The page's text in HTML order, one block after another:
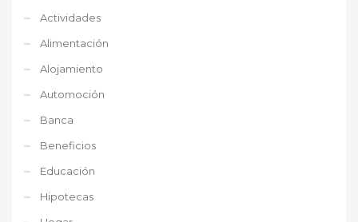
Actividades
Alimentación
Alojamiento
Automoción
Banca
Beneficios
Educación
Hipotecas